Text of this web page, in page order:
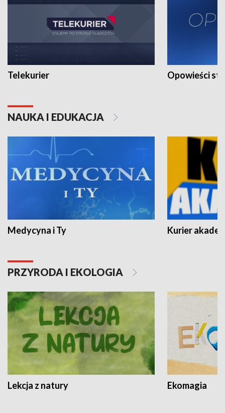
Telekurier Opowieści
NAUKA I EDUKACJA
Medycyna i Ty Kurier
PRZYRODA I EKOLOGIA
Lekcja z natury Ekomagia